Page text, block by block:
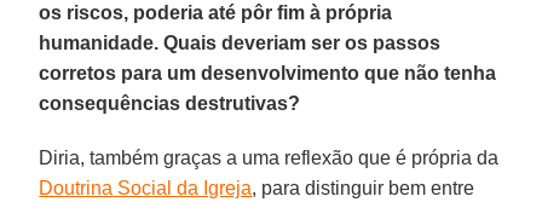
os riscos, poderia até pôr fim à própria
humanidade. Quais deveriam ser os passos
corretos para um desenvolvimento que não tenha
consequências destrutivas?
Diria, também graças a uma reflexão que é própria da
Doutrina Social da Igreja, para distinguir bem entre